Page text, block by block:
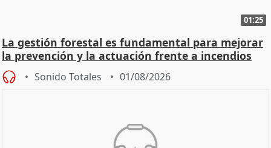
01:25
La gestión forestal es fundamental para mejorar
la prevención y la actuación frente a incendios
Sonido Totales 01/08/2026